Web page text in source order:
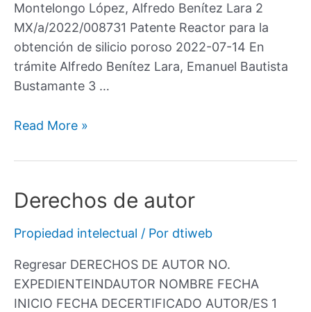
Montelongo López, Alfredo Benítez Lara 2
MX/a/2022/008731 Patente Reactor para la
obtención de silicio poroso 2022-07-14 En
trámite Alfredo Benítez Lara, Emanuel Bautista
Bustamante 3 …
Read More »
Derechos de autor
Propiedad intelectual / Por dtiweb
Regresar DERECHOS DE AUTOR NO.
EXPEDIENTEINDAUTOR NOMBRE FECHA
INICIO FECHA DECERTIFICADO AUTOR/ES 1